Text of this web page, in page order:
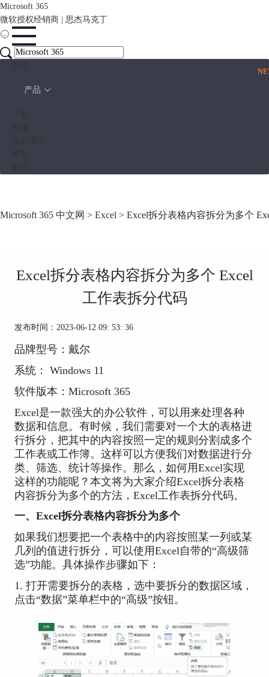
Microsoft 365
微软授权经销商 | 思杰马克丁
产品
Microsoft 365 中文网 > Excel > Excel拆分表格内容拆分为多个
Excel拆分表格内容拆分为多个 Excel
工作表拆分代码
发布时间：2023-06-12 09: 53: 36
品牌型号：戴尔
系统： Windows 11
软件版本：Microsoft 365
Excel是一款强大的办公软件，可以用来处理各种
数据和信息。有时候，我们需要对一个大的表格进
行拆分，把其中的内容按照一定的规则分割成多个
工作表或工作簿。这样可以方便我们对数据进行分
类、筛选、统计等操作。那么，如何用Excel实现
这样的功能呢？本文将为大家介绍Excel拆分表格
内容拆分为多个的方法，Excel工作表拆分代码。
一、Excel拆分表格内容拆分为多个
如果我们想要把一个表格中的内容按照某一列或某
几列的值进行拆分，可以使用Excel自带的“高级筛
选”功能。具体操作步骤如下：
1. 打开需要拆分的表格，选中要拆分的数据区域，
点击“数据”菜单栏中的“高级”按钮。